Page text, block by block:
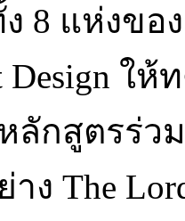
8 แห่งข
Design ให้
ลักสูตรร่ว
ง The